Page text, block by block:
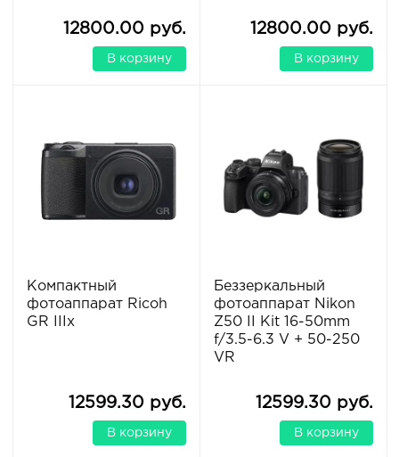
12800.00 руб.
В корзину
12800.00 руб.
В корзину
Компактный
фотоаппарат Ricoh
GR IIIx
12599.30 руб.
В корзину
Беззеркальный
фотоаппарат Nikon
Z50 II Kit 16-50mm
f/3.5-6.3 V + 50-250
VR
12599.30 руб.
В корзину